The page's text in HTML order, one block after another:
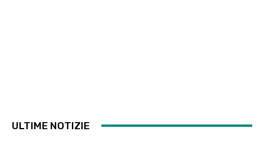
ULTIME NOTIZIE